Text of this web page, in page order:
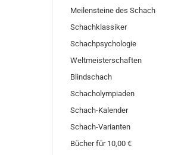
Meilensteine des Schach
Schachklassiker
Schachpsychologie
Weltmeisterschaften
Blindschach
Schacholympiaden
Schach-Kalender
Schach-Varianten
Bücher für 10,00 €